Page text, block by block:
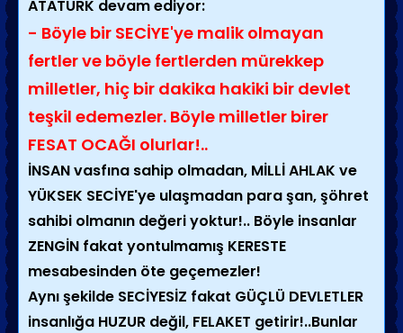
ATATÜRK devam ediyor:
- Böyle bir SECİYE'ye malik olmayan
fertler ve böyle fertlerden mürekkep
milletler, hiç bir dakika hakiki bir devlet
teşkil edemezler. Böyle milletler birer
FESAT OCAĞI olurlar!..
İNSAN vasfına sahip olmadan, MİLLİ AHLAK ve
YÜKSEK SECİYE'ye ulaşmadan para şan, şöhret
sahibi olmanın değeri yoktur!.. Böyle insanlar
ZENGİN fakat yontulmamış KERESTE
mesabesinden öte geçemezler!
Aynı şekilde SECİYESİZ fakat GÜÇLÜ DEVLETLER
insanlığa HUZUR değil, FELAKET getirir!..Bunlar